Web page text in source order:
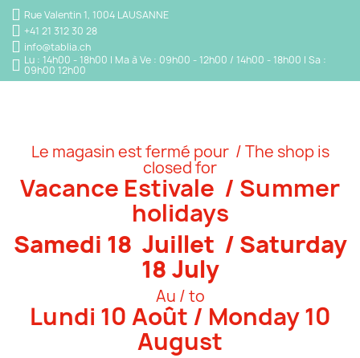
Rue Valentin 1, 1004 LAUSANNE
+41 21 312 30 28
info@tablia.ch
Lu : 14h00 - 18h00 | Ma à Ve : 09h00 - 12h00 / 14h00 - 18h00 | Sa :
09h00 12h00
Le magasin est fermé pour / The shop is
closed for
Vacance Estivale / Summer
holidays
Samedi 18 Juillet / Saturday
18 July
Au / to
Lundi 10 Août / Monday 10
August